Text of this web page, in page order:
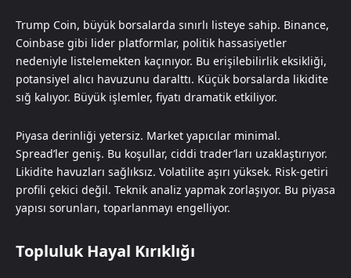
Trump Coin, büyük borsalarda sınırlı listeye sahip. Binance,
Coinbase gibi lider platformlar, politik hassasiyetler
nedeniyle listelemekten kaçınıyor. Bu erişilebilirlik eksikliği,
potansiyel alıcı havuzunu daralttı. Küçük borsalarda likidite
sığ kalıyor. Büyük işlemler, fiyatı dramatik etkiliyor.
Piyasa derinliği yetersiz. Market yapıcılar minimal.
Spread’ler geniş. Bu koşullar, ciddi trader’ları uzaklaştırıyor.
Likidite havuzları sağlıksız. Volatilite aşırı yüksek. Risk-getiri
profili çekici değil. Teknik analiz yapmak zorlaşıyor. Bu piyasa
yapısı sorunları, toparlanmayı engelliyor.
Topluluk Hayal Kırıklığı